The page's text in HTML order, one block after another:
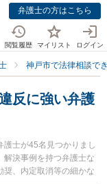
弁護士の方はこちら
閲覧履歴 マイリスト ログイン
神戸市で法律相談で
反に強い弁護
士が45名見つかりまし
解決事例を持つ弁護士な
奨、内定取消等の細かな